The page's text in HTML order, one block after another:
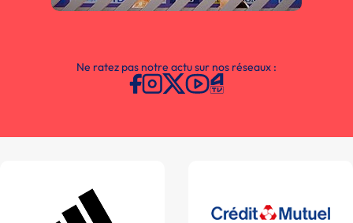
Ne ratez pas notre actu sur nos réseaux :